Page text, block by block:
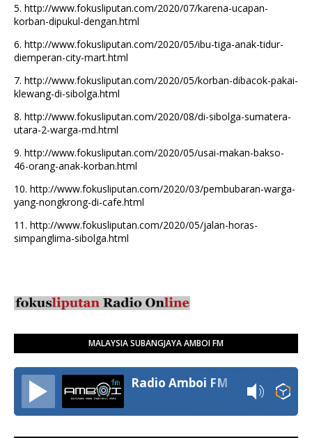
5. http://www.fokusliputan.com/2020/07/karena-ucapan-
korban-dipukul-dengan.html
6. http://www.fokusliputan.com/2020/05/ibu-tiga-anak-tidur-
diemperan-city-mart.html
7. http://www.fokusliputan.com/2020/05/korban-dibacok-pakai-
klewang-di-sibolga.html
8. http://www.fokusliputan.com/2020/08/di-sibolga-sumatera-
utara-2-warga-md.html
9. http://www.fokusliputan.com/2020/05/usai-makan-bakso-
46-orang-anak-korban.html
10. http://www.fokusliputan.com/2020/03/pembubaran-warga-
yang-nongkrong-di-cafe.html
11. http://www.fokusliputan.com/2020/05/jalan-horas-
simpanglima-sibolga.html
MALAYSIA SUBANGJAYA AMBOI FM
Radio Amboi FM